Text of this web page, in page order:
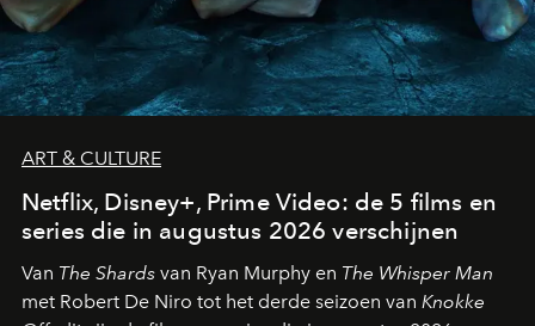
ART & CULTURE
Netflix, Disney+, Prime Video: de 5 films en
series die in augustus 2026 verschijnen
Van The Shards van Ryan Murphy en The Whisper Man
met Robert De Niro tot het derde seizoen van Knokke